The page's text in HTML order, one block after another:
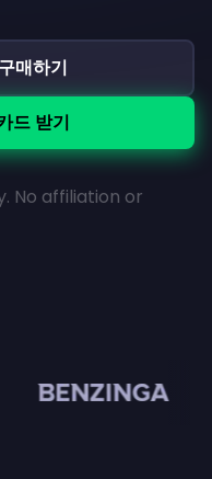
매하기
드 받기
No affiliation or